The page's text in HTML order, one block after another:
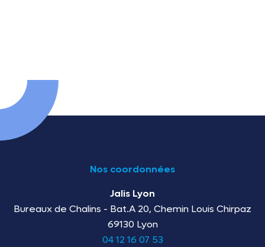
Nos coordonnées
Jalis Lyon
Bureaux de Chalins - Bat.A 20, Chemin Louis Chirpaz
69130 Lyon
04 12 16 07 53